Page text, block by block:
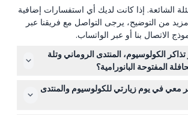
الشائعة. إذا كانت لديك أي استفسارات إضافية
من التوضيح، يرجى التواصل مع فريقنا عبر
الاتصال بنا أو عبر الواتساب.
الكولوسيوم، المنتدى الروماني وتلة
المفتوحة البانورامية؟
بسهولة عبر الإنترنت مباشرة هنا على هذا
التاريخ المفضل لديك وتحقق من التوفر
لتأمين مكانك.
معي في يوم زيارتي للكولوسيوم والمنتدى